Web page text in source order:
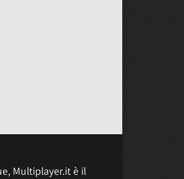
Multiplayer.it è il